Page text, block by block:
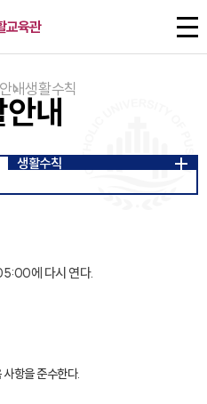
교육관
전
체
메
내
내생활수칙
생활수칙
에 다시 연다.
항을 준수한다.